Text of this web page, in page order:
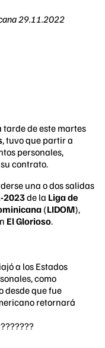
29.11.2022
de este martes
, tuvo que partir a
personales,
contrato.
una o dos salidas
2023de la Liga de
(LIDOM),
El Glorioso.
a los Estados
como
desde que fue
retornará